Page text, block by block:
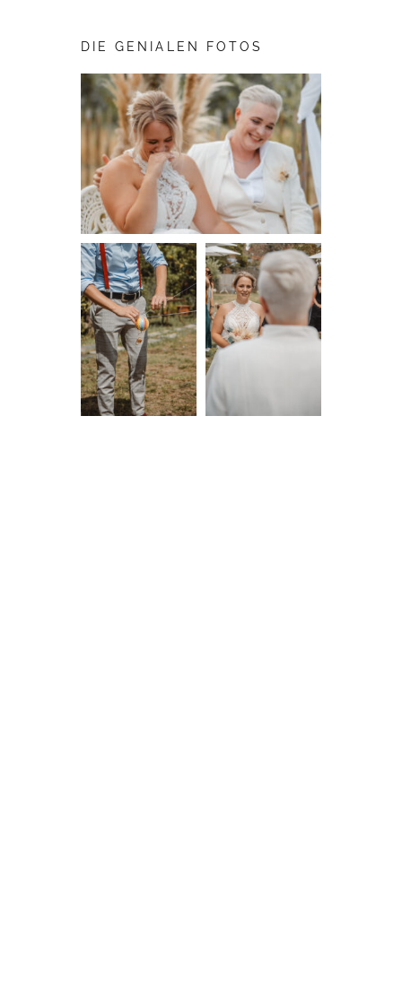
DIE GENIALEN FOTOS